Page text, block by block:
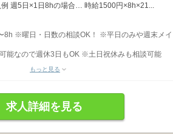
週5日×1日8hの場合… 時給1500円×8h×21...
※曜日・日数の相談OK！ ※平日のみや週末メイ
能なので週休3日もOK ※土日祝休みも相談可能
もっと見る
求人詳細を見る